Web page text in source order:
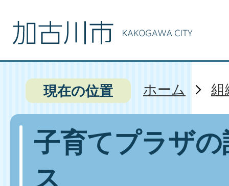
現在の位置 ホーム 組
子育てプラザ
ス